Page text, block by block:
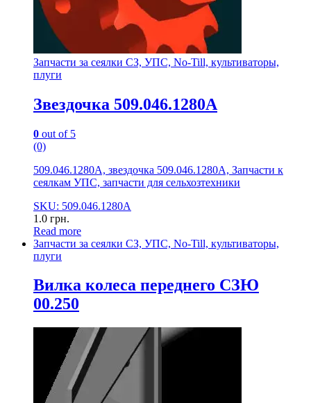
Запчасти за сеялки СЗ, УПС, No-Till, культиваторы,
плуги
Звездочка 509.046.1280А
0 out of 5
(0)
509.046.1280А, звездочка 509.046.1280А, Запчасти к
сеялкам УПС, запчасти для сельхозтехники
SKU: 509.046.1280А
1.0 грн.
Read more
Запчасти за сеялки СЗ, УПС, No-Till, культиваторы,
плуги
Вилка колеса переднего СЗЮ
00.250